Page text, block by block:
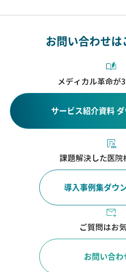
お問い合わせは
メディカル革命が
サービス紹介資料
課題解決した医院
導入事例集ダウ
ご質問はお
お問い合わ